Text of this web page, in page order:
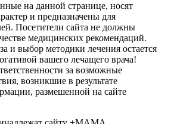
на данной странице, носят
и предназначены для
Посетители сайта не должны
медицинских рекомендаций.
и выбор методики лечения остается
вашего лечащего врача!
за возможные
возникшие в результате
размешенной на сайте